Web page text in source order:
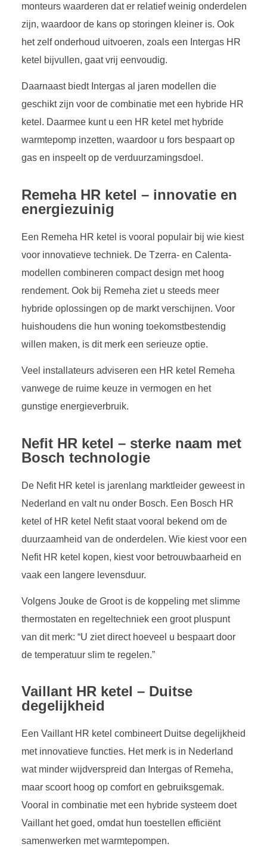
monteurs waarderen dat er relatief weinig onderdelen
zijn, waardoor de kans op storingen kleiner is. Ook
het zelf onderhoud uitvoeren, zoals een Intergas HR
ketel bijvullen, gaat vrij eenvoudig.
Daarnaast biedt Intergas al jaren modellen die
geschikt zijn voor de combinatie met een hybride HR
ketel. Daarmee kunt u een HR ketel met hybride
warmtepomp inzetten, waardoor u fors bespaart op
gas en inspeelt op de verduurzamingsdoel.
Remeha HR ketel – innovatie en
energiezuinig
Een Remeha HR ketel is vooral populair bij wie kiest
voor innovatieve techniek. De Tzerra- en Calenta-
modellen combineren compact design met hoog
rendement. Ook bij Remeha ziet u steeds meer
hybride oplossingen op de markt verschijnen. Voor
huishoudens die hun woning toekomstbestendig
willen maken, is dit merk een serieuze optie.
Veel installateurs adviseren een HR ketel Remeha
vanwege de ruime keuze in vermogen en het
gunstige energieverbruik.
Nefit HR ketel – sterke naam met
Bosch technologie
De Nefit HR ketel is jarenlang marktleider geweest in
Nederland en valt nu onder Bosch. Een Bosch HR
ketel of HR ketel Nefit staat vooral bekend om de
duurzaamheid van de onderdelen. Wie kiest voor een
Nefit HR ketel kopen, kiest voor betrouwbaarheid en
vaak een langere levensduur.
Volgens Jouke de Groot is de koppeling met slimme
thermostaten en regeltechniek een groot pluspunt
van dit merk: “U ziet direct hoeveel u bespaart door
de temperatuur slim te regelen.”
Vaillant HR ketel – Duitse
degelijkheid
Een Vaillant HR ketel combineert Duitse degelijkheid
met innovatieve functies. Het merk is in Nederland
wat minder wijdverspreid dan Intergas of Remeha,
maar scoort hoog op comfort en gebruiksgemak.
Vooral in combinatie met een hybride systeem doet
Vaillant het goed, omdat hun toestellen efficiënt
samenwerken met warmtepompen.